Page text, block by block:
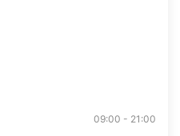
09:00 - 21:00